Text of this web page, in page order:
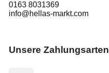
0163 8031369
info@hellas-markt.com
Unsere Zahlungsarten